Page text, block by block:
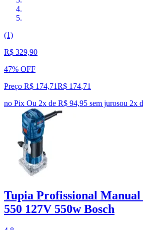
(1)
R$ 329,90
47% OFF
Preço R$ 174,71R$ 174,71
no Pix Ou 2x de R$ 94,95 sem jurosou 2x
Tupia Profissional
550 127V 550w Bosch